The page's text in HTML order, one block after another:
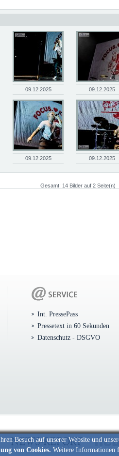
Besuch auf unserer Website und
von Cookies. Weitere Informationen
09.12.2025 09.12.2025
09.12.2025 09.12.2025
Gesamt: 14 Bilder auf 2 Seite(n)
Int. PressePass
Pressetext in 60 Sekunden
Datenschutz - DSGVO